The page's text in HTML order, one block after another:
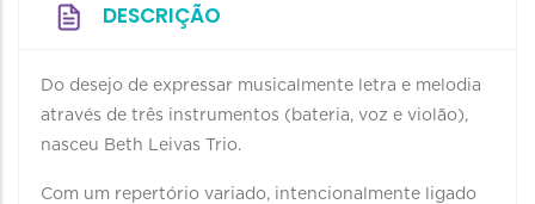
DESCRIÇÃO
Do desejo de expressar musicalmente letra e melodia
através de três instrumentos (bateria, voz e violão),
nasceu Beth Leivas Trio.
Com um repertório variado, intencionalmente ligado